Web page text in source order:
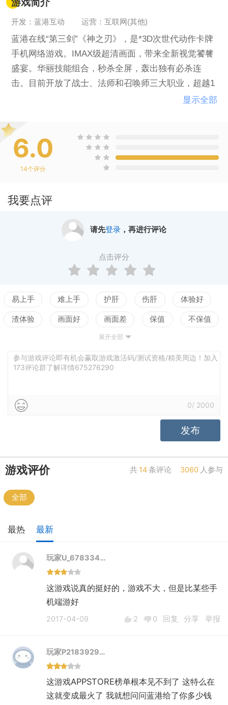
游戏简介
开发：蓝港互动 运营：互联网(其他)
蓝港在线“第三剑”《神之刃》，是*3D次世代动作卡牌
手机网络游戏。IMAX级超清画面，带来全新视觉饕餮
盛宴。华丽技能组合，秒杀全屏，轰出独有必杀连
击。目前开放了战士、法师和召唤师三大职业，超越1
000种的炫酷战宠，无限养成搭配，打造专属的战斗组
显示全部
6.0
14个评分
我要点评
请先登录，再进行评论
点击评分
易上手 难上手 护肝 伤肝 体验好
渣体验 画面好 画面差 保值 不保值
测试
展开全部
参与游戏评论即有机会赢取游戏激活码/测试资格/精美周边！加入
173评论群了解详情675276290
0/ 2000
发布
游戏评价 共 14条评论 3060 人参与
全部
最热 最新
玩家U_678334…
这游戏说真的挺好的，游戏不大，但是比某些手
机端游好
2017-04-09 2 0 回复 分享 举报
玩家P2183929…
这游戏APPSTORE榜单根本见不到了 这特么在
这就变成最火了 我就想问问蓝港给了你多少钱